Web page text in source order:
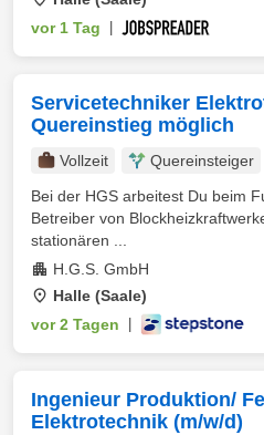
vor 1 Tag
Servicetechniker
Quereinstieg möglich
Vollzeit
Quereinsteiger
Bei der HGS arbeitest Du beim
Betreiber von
stationären ...
H.G.S. GmbH
Halle (Saale)
vor 2 Tagen
Ingenieur Produktion/
Elektrotechnik (m/w/d)